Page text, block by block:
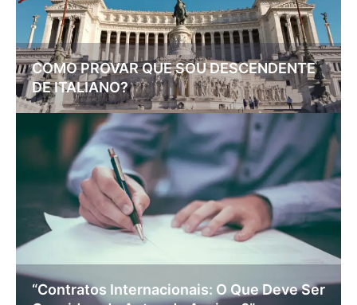
COMO PROVAR QUE SOU DESCENDENTE
DE ITALIANO?
“Contratos Internacionais: O Que Deve Ser